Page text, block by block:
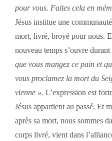
pour vous. Faites cela en
Jésus institue une
mort, livré, broyé pour nous.
nouveau temps s’ouvre
que vous mangez ce pain et
vous proclamez la mort du
vienne ». L’expression est
Jésus appartient au passé. Et
après sa mort, nous sommes
corps livré, vient dans